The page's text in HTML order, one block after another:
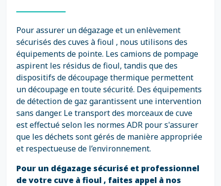
Pour assurer un dégazage et un enlèvement
sécurisés des cuves à fioul , nous utilisons des
équipements de pointe. Les camions de pompage
aspirent les résidus de fioul, tandis que des
dispositifs de découpage thermique permettent
un découpage en toute sécurité. Des équipements
de détection de gaz garantissent une intervention
sans danger. Le transport des morceaux de cuve
est effectué selon les normes ADR pour s'assurer
que les déchets sont gérés de manière appropriée
et respectueuse de l’environnement.
Pour un dégazage sécurisé et professionnel
de votre cuve à fioul , faites appel à nos